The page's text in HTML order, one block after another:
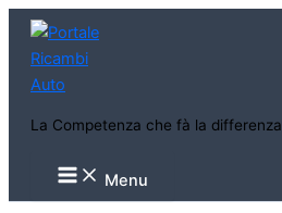
contenuto
La Competenza che fà la differenza
Main
Menu Menu